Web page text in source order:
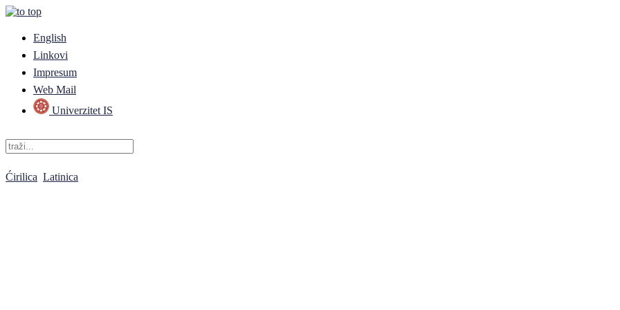
English
Linkovi
Impresum
Web Mail
Univerzitet IS
Ćirilica Latinica